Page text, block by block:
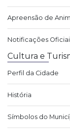
Apreensão de
Notificações
Cultura e
Perfil da Cidade
História
Símbolos do